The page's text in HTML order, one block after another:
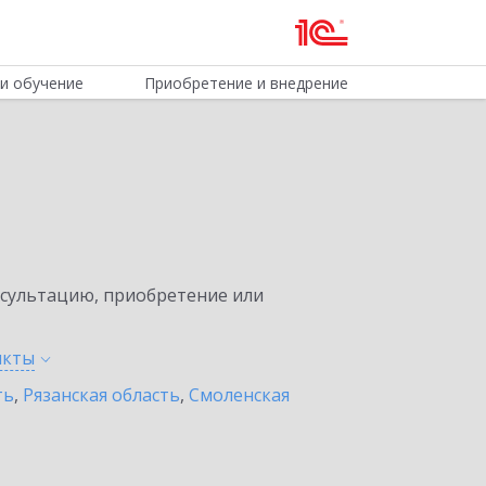
обучение Приобретение и внедрение
приобретение или
, Рязанская область, Смоленская